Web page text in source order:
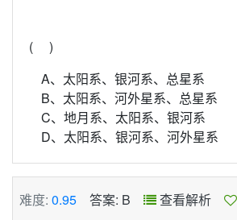
( )
A、太阳系、银河系、总星系
B、太阳系、河外星系、总星系
C、地月系、太阳系、银河系
D、太阳系、银河系、河外星系
难度: 0.95 答案: B 查看解析